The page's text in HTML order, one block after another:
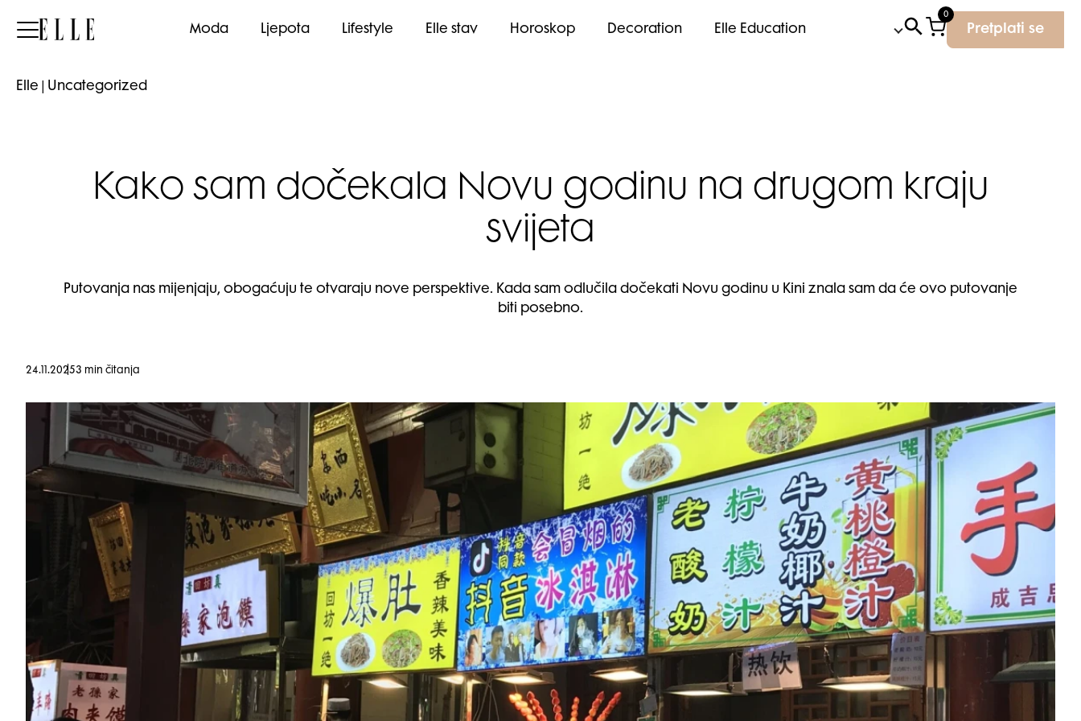
Elle Moda Ljepota Lifestyle Elle stav Horoskop Decoration Elle Education
0
Pretplati se
Elle Uncategorized
Kako sam dočekala Novu godinu na drugom kraju
svijeta
Putovanja nas mijenjaju, obogaćuju te otvaraju nove perspektive. Kada sam odlučila dočekati Novu godinu u Kini znala sam da će ovo putovanje
biti posebno.
24.11.20253 min čitanja